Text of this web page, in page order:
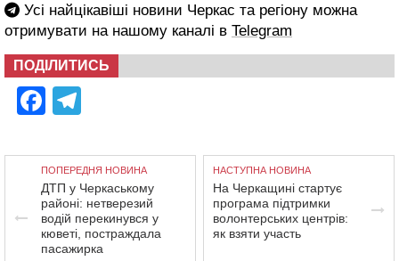
Усі найцікавіші новини Черкас та регіону можна
отримувати на нашому каналі в Telegram
ПОДІЛИТИСЬ
Facebook
ПОПЕРЕДНЯ НОВИНА
ДТП у Черкаському
районі: нетверезий
водій перекинувся у
кюветі, постраждала
пасажирка
НАСТУПНА НОВИНА
На Черкащині стартує
програма підтримки
волонтерських центрів:
як взяти участь